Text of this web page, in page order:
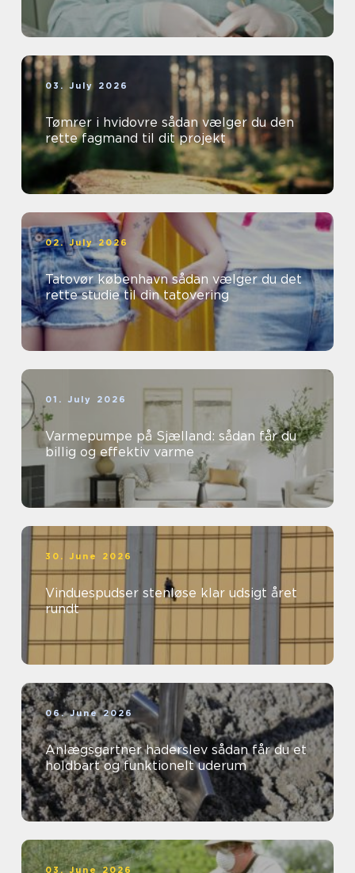
03. July 2026
Tømrer i hvidovre sådan vælger du den
rette fagmand til dit projekt
02. July 2026
Tatovør københavn sådan vælger du det
rette studie til din tatovering
01. July 2026
Varmepumpe på Sjælland: sådan får du
billig og effektiv varme
30. June 2026
Vinduespudser stenløse klar udsigt året
rundt
06. June 2026
Anlægsgartner haderslev sådan får du et
holdbart og funktionelt uderum
03. June 2026